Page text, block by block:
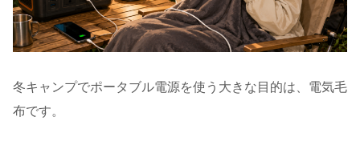
冬キャンプでポータブル電源を使う大きな目的は、電気毛
布です。